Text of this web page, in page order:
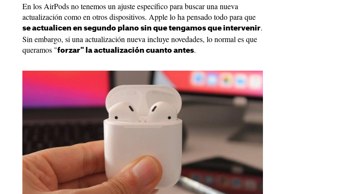
En los AirPods no tenemos un ajuste específico para buscar una nueva
actualización como en otros dispositivos. Apple lo ha pensado todo para que
se actualicen en segundo plano sin que tengamos que intervenir.
Sin embargo, si una actualización nueva incluye novedades, lo normal es que
queramos "forzar" la actualización cuanto antes.